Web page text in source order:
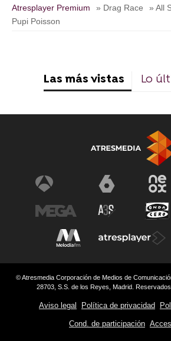
Atresplayer Premium » Drag Race » All
Pupi Poisson
Las más vistas Lo
© Atresmedia Corporación de Medios de
28703, S.S. de los Reyes, Madrid.
Aviso legal Política de privacidad
Cond. de participación